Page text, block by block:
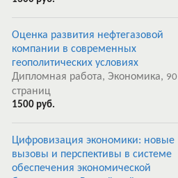
Оценка развития нефтегазовой
компании в современных
геополитических условиях
Дипломная работа, Экономика, 90
страниц
1500 руб.
Цифровизация экономики: новые
вызовы и перспективы в системе
обеспечения экономической